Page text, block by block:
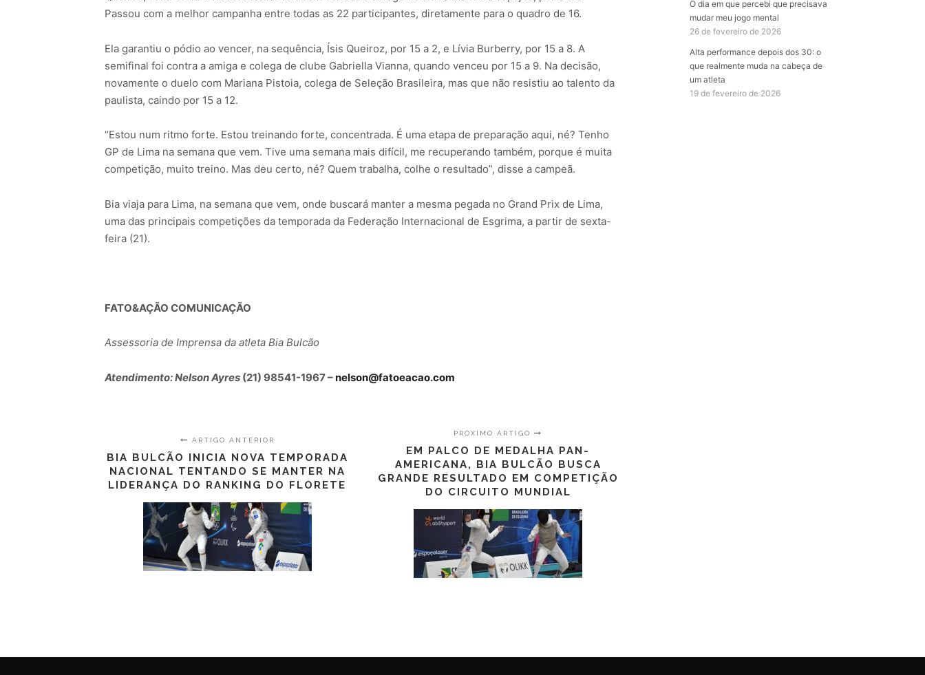
Passou com a melhor campanha entre todas as 22 participantes, diretamente para o quadro de 16.
Ela garantiu o pódio ao vencer, na sequência, Ísis Queiroz, por 15 a 2, e Lívia Burberry, por 15 a 8. A
semifinal foi contra a amiga e colega de clube Gabriella Vianna, quando venceu por 15 a 9. Na decisão,
novamente o duelo com Mariana Pistoia, colega de Seleção Brasileira, mas que não resistiu ao talento da
paulista, caindo por 15 a 12.
“Estou num ritmo forte. Estou treinando forte, concentrada. É uma etapa de preparação aqui, né? Tenho
GP de Lima na semana que vem. Tive uma semana mais difícil, me recuperando também, porque é muita
competição, muito treino. Mas deu certo, né? Quem trabalha, colhe o resultado”, disse a campeã.
Bia viaja para Lima, na semana que vem, onde buscará manter a mesma pegada no Grand Prix de Lima,
uma das principais competições da temporada da Federação Internacional de Esgrima, a partir de sexta-
feira (21).
FATO&AÇÃO COMUNICAÇÃO
Assessoria de Imprensa da atleta Bia Bulcão
Atendimento: Nelson Ayres (21) 98541-1967 –nelson@fatoeacao.com
ARTIGO ANTERIOR
BIA BULCÃO INICIA NOVA TEMPORADA
NACIONAL TENTANDO SE MANTER NA
LIDERANÇA DO RANKING DO FLORETE
PRÓXIMO ARTIGO
EM PALCO DE MEDALHA PAN-
AMERICANA, BIA BULCÃO BUSCA
GRANDE RESULTADO EM COMPETIÇÃO
DO CIRCUITO MUNDIAL
O dia em que percebi que precisava
mudar meu jogo mental
26 de fevereiro de 2026
Alta performance depois dos 30: o
que realmente muda na cabeça de
um atleta
19 de fevereiro de 2026